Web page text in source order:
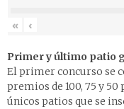
« ‹
Primer y último patio
El primer concurso se
premios de 100, 75 y
únicos patios que se